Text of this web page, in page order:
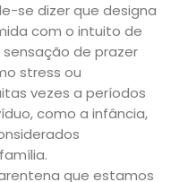
se dizer que designa
com o intuito de
de prazer
stress ou
vezes a períodos
como a infância,
que estamos